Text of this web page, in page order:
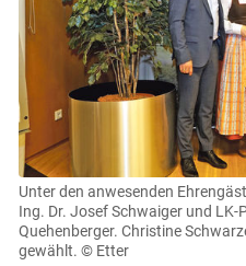
Unter den anwesenden
Ing. Dr. Josef Schwaiger und LK-
Quehenberger. Christine
gewählt. © Etter